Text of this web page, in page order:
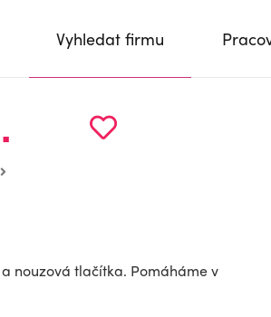
Vyhledat firmu
nouzová tlačítka. Pomáháme v